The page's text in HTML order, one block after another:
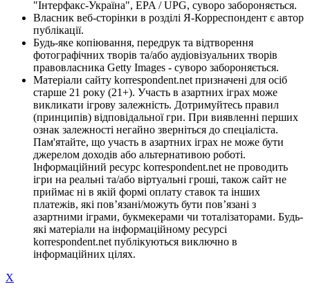
"Інтерфакс-Україна", EPA / UPG, суворо забороняється.
Власник веб-сторінки в розділі Я-Корреспондент є автор
публікації.
Будь-яке копіювання, передрук та відтворення
фотографічних творів та/або аудіовізуальних творів
правовласника Getty Images - суворо забороняється.
Матеріали сайту korrespondent.net призначені для осіб
старше 21 року (21+). Участь в азартних іграх може
викликати ігрову залежність. Дотримуйтесь правил
(принципів) відповідальної гри. При виявленні перших
ознак залежності негайно зверніться до спеціаліста.
Пам'ятайте, що участь в азартних іграх не може бути
джерелом доходів або альтернативою роботі.
Інформаційний ресурс korrespondent.net не проводить
ігри на реальні та/або віртуальні гроші, також сайт не
приймає ні в якій формі оплату ставок та інших
платежів, які пов’язані/можуть бути пов’язані з
азартними іграми, букмекерами чи тоталізаторами. Будь-
які матеріали на інформаційному ресурсі
korrespondent.net публікуються виключно в
інформаційних цілях.
X